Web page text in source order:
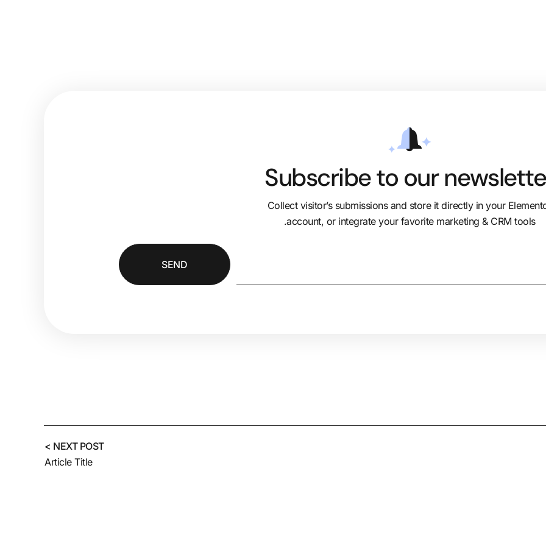
Subscribe to our
Collect visitor’s submissions and store it directly in your
account, or integrate your favorite marketing & CRM tools.
SEND
NEXT POST >
Article Title